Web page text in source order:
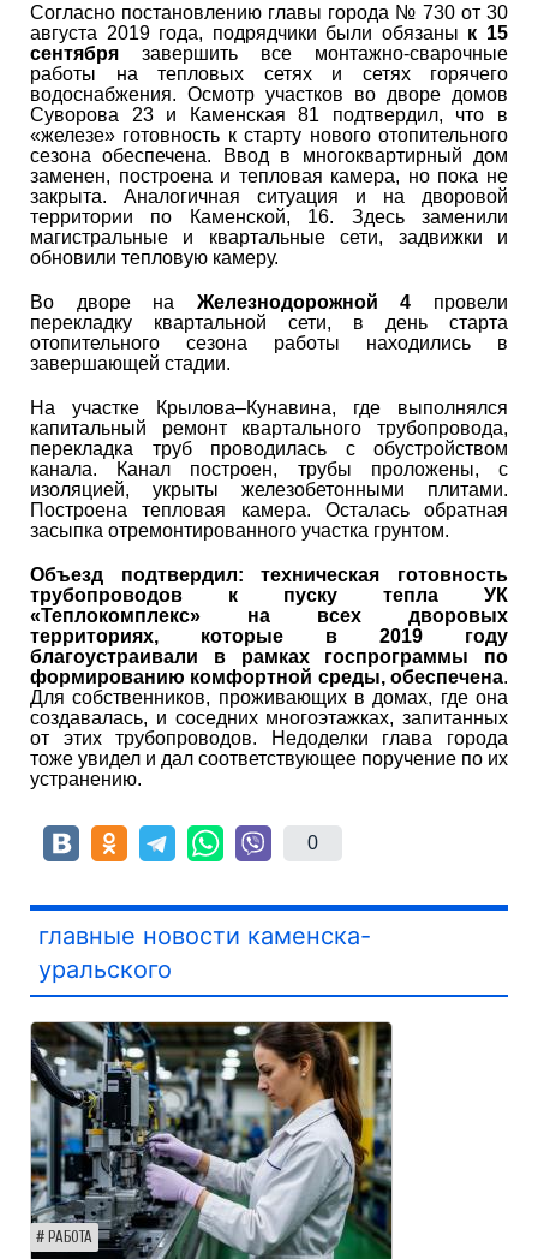
Согласно постановлению главы города № 730 от 30
августа 2019 года, подрядчики были обязаны к 15
сентября завершить все монтажно-сварочные
работы на тепловых сетях и сетях горячего
водоснабжения. Осмотр участков во дворе домов
Суворова 23 и Каменская 81 подтвердил, что в
«железе» готовность к старту нового отопительного
сезона обеспечена. Ввод в многоквартирный дом
заменен, построена и тепловая камера, но пока не
закрыта. Аналогичная ситуация и на дворовой
территории по Каменской, 16. Здесь заменили
магистральные и квартальные сети, задвижки и
обновили тепловую камеру.
Во дворе на Железнодорожной 4 провели
перекладку квартальной сети, в день старта
отопительного сезона работы находились в
завершающей стадии.
На участке Крылова–Кунавина, где выполнялся
капитальный ремонт квартального трубопровода,
перекладка труб проводилась с обустройством
канала. Канал построен, трубы проложены, с
изоляцией, укрыты железобетонными плитами.
Построена тепловая камера. Осталась обратная
засыпка отремонтированного участка грунтом.
Объезд подтвердил: техническая готовность
трубопроводов к пуску тепла УК
«Теплокомплекс» на всех дворовых
территориях, которые в 2019 году
благоустраивали в рамках госпрограммы по
формированию комфортной среды, обеспечена.
Для собственников, проживающих в домах, где она
создавалась, и соседних многоэтажках, запитанных
от этих трубопроводов. Недоделки глава города
тоже увидел и дал соответствующее поручение по их
устранению.
0
главные новости каменска-
уральского
РАБОТА